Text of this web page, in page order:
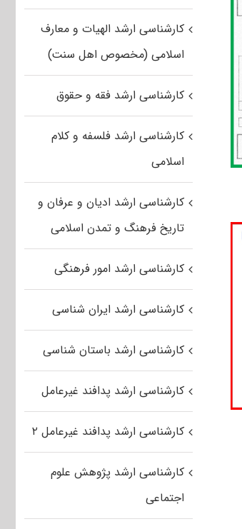
کارشناسی ارشد الهیات و معارف
اسلامی (مخصوص اهل سنت)
کارشناسی ارشد فقه و حقوق
کارشناسی ارشد فلسفه و کلام
اسلامی
کارشناسی ارشد ادیان و عرفان و
تاریخ فرهنگ و تمدن اسلامی
کارشناسی ارشد امور فرهنگی
کارشناسی ارشد ایران شناسی
کارشناسی ارشد باستان شناسی
کارشناسی ارشد پدافند غیرعامل
کارشناسی ارشد پدافند غیرعامل ۲
کارشناسی ارشد پژوهش علوم
اجتماعی